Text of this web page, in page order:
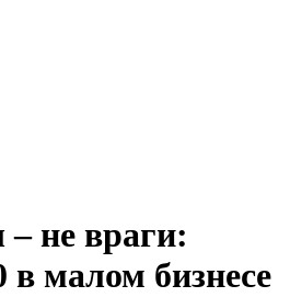
не враги:
в малом бизнесе